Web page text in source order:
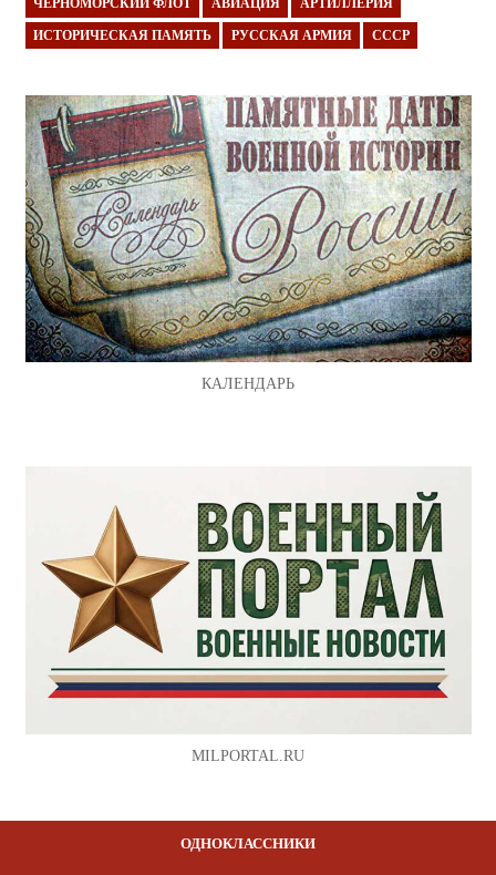
ЧЕРНОМОРСКИЙ ФЛОТ АВИАЦИЯ АРТИЛЛЕРИЯ
ИСТОРИЧЕСКАЯ ПАМЯТЬ РУССКАЯ АРМИЯ СССР
КАЛЕНДАРЬ
MILPORTAL.RU
ОДНОКЛАССНИКИ